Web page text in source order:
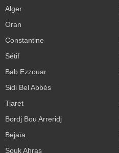
Alger
Oran
Constantine
Sétif
Bab Ezzouar
Sidi Bel Abbès
Tiaret
Bordj Bou Arreridj
Bejaïa
Souk Ahras